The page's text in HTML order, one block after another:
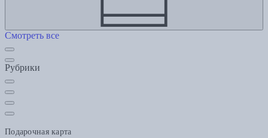
Смотреть все
Рубрики
Подарочная карта